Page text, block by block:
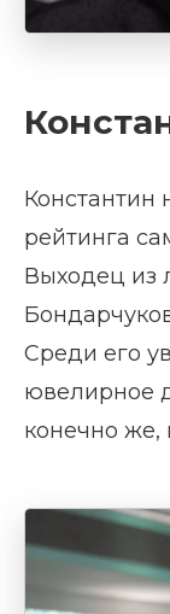
Константин
рейтинга
Выходец из
Среди его
ювелирное
конечно же,